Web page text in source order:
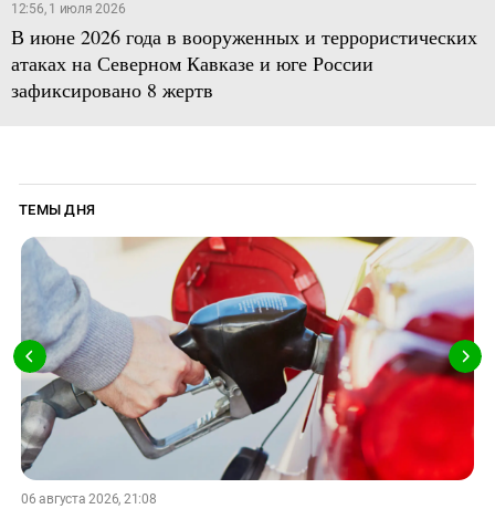
12:56, 1 июля 2026
В июне 2026 года в вооруженных и террористических
атаках на Северном Кавказе и юге России
зафиксировано 8 жертв
ТЕМЫ ДНЯ
06 августа 2026, 21:08